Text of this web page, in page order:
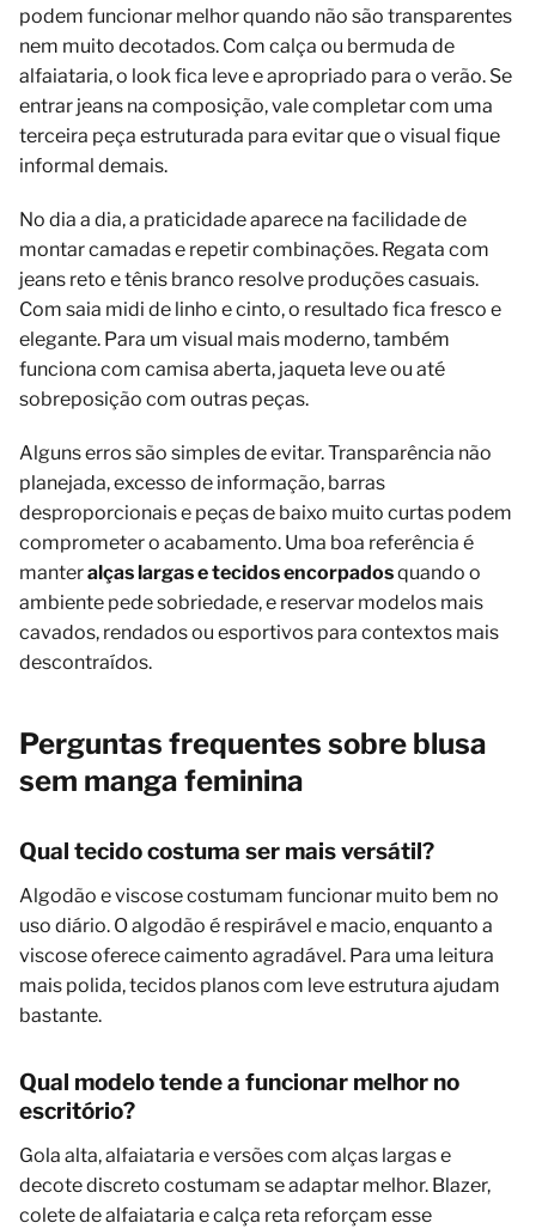
podem funcionar melhor quando não são transparentes
nem muito decotados. Com calça ou bermuda de
alfaiataria, o look fica leve e apropriado para o verão. Se
entrar jeans na composição, vale completar com uma
terceira peça estruturada para evitar que o visual fique
informal demais.
No dia a dia, a praticidade aparece na facilidade de
montar camadas e repetir combinações. Regata com
jeans reto e tênis branco resolve produções casuais.
Com saia midi de linho e cinto, o resultado fica fresco e
elegante. Para um visual mais moderno, também
funciona com camisa aberta, jaqueta leve ou até
sobreposição com outras peças.
Alguns erros são simples de evitar. Transparência não
planejada, excesso de informação, barras
desproporcionais e peças de baixo muito curtas podem
comprometer o acabamento. Uma boa referência é
manteralças largas e tecidos encorpadosquando o
ambiente pede sobriedade, e reservar modelos mais
cavados, rendados ou esportivos para contextos mais
descontraídos.
Perguntas frequentes sobre blusa
sem manga feminina
Qual tecido costuma ser mais versátil?
Algodão e viscose costumam funcionar muito bem no
uso diário. O algodão é respirável e macio, enquanto a
viscose oferece caimento agradável. Para uma leitura
mais polida, tecidos planos com leve estrutura ajudam
bastante.
Qual modelo tende a funcionar melhor no
escritório?
Gola alta, alfaiataria e versões com alças largas e
decote discreto costumam se adaptar melhor. Blazer,
colete de alfaiataria e calça reta reforçam esse